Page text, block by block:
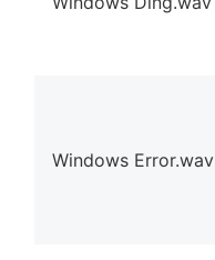
Windows Error.wav